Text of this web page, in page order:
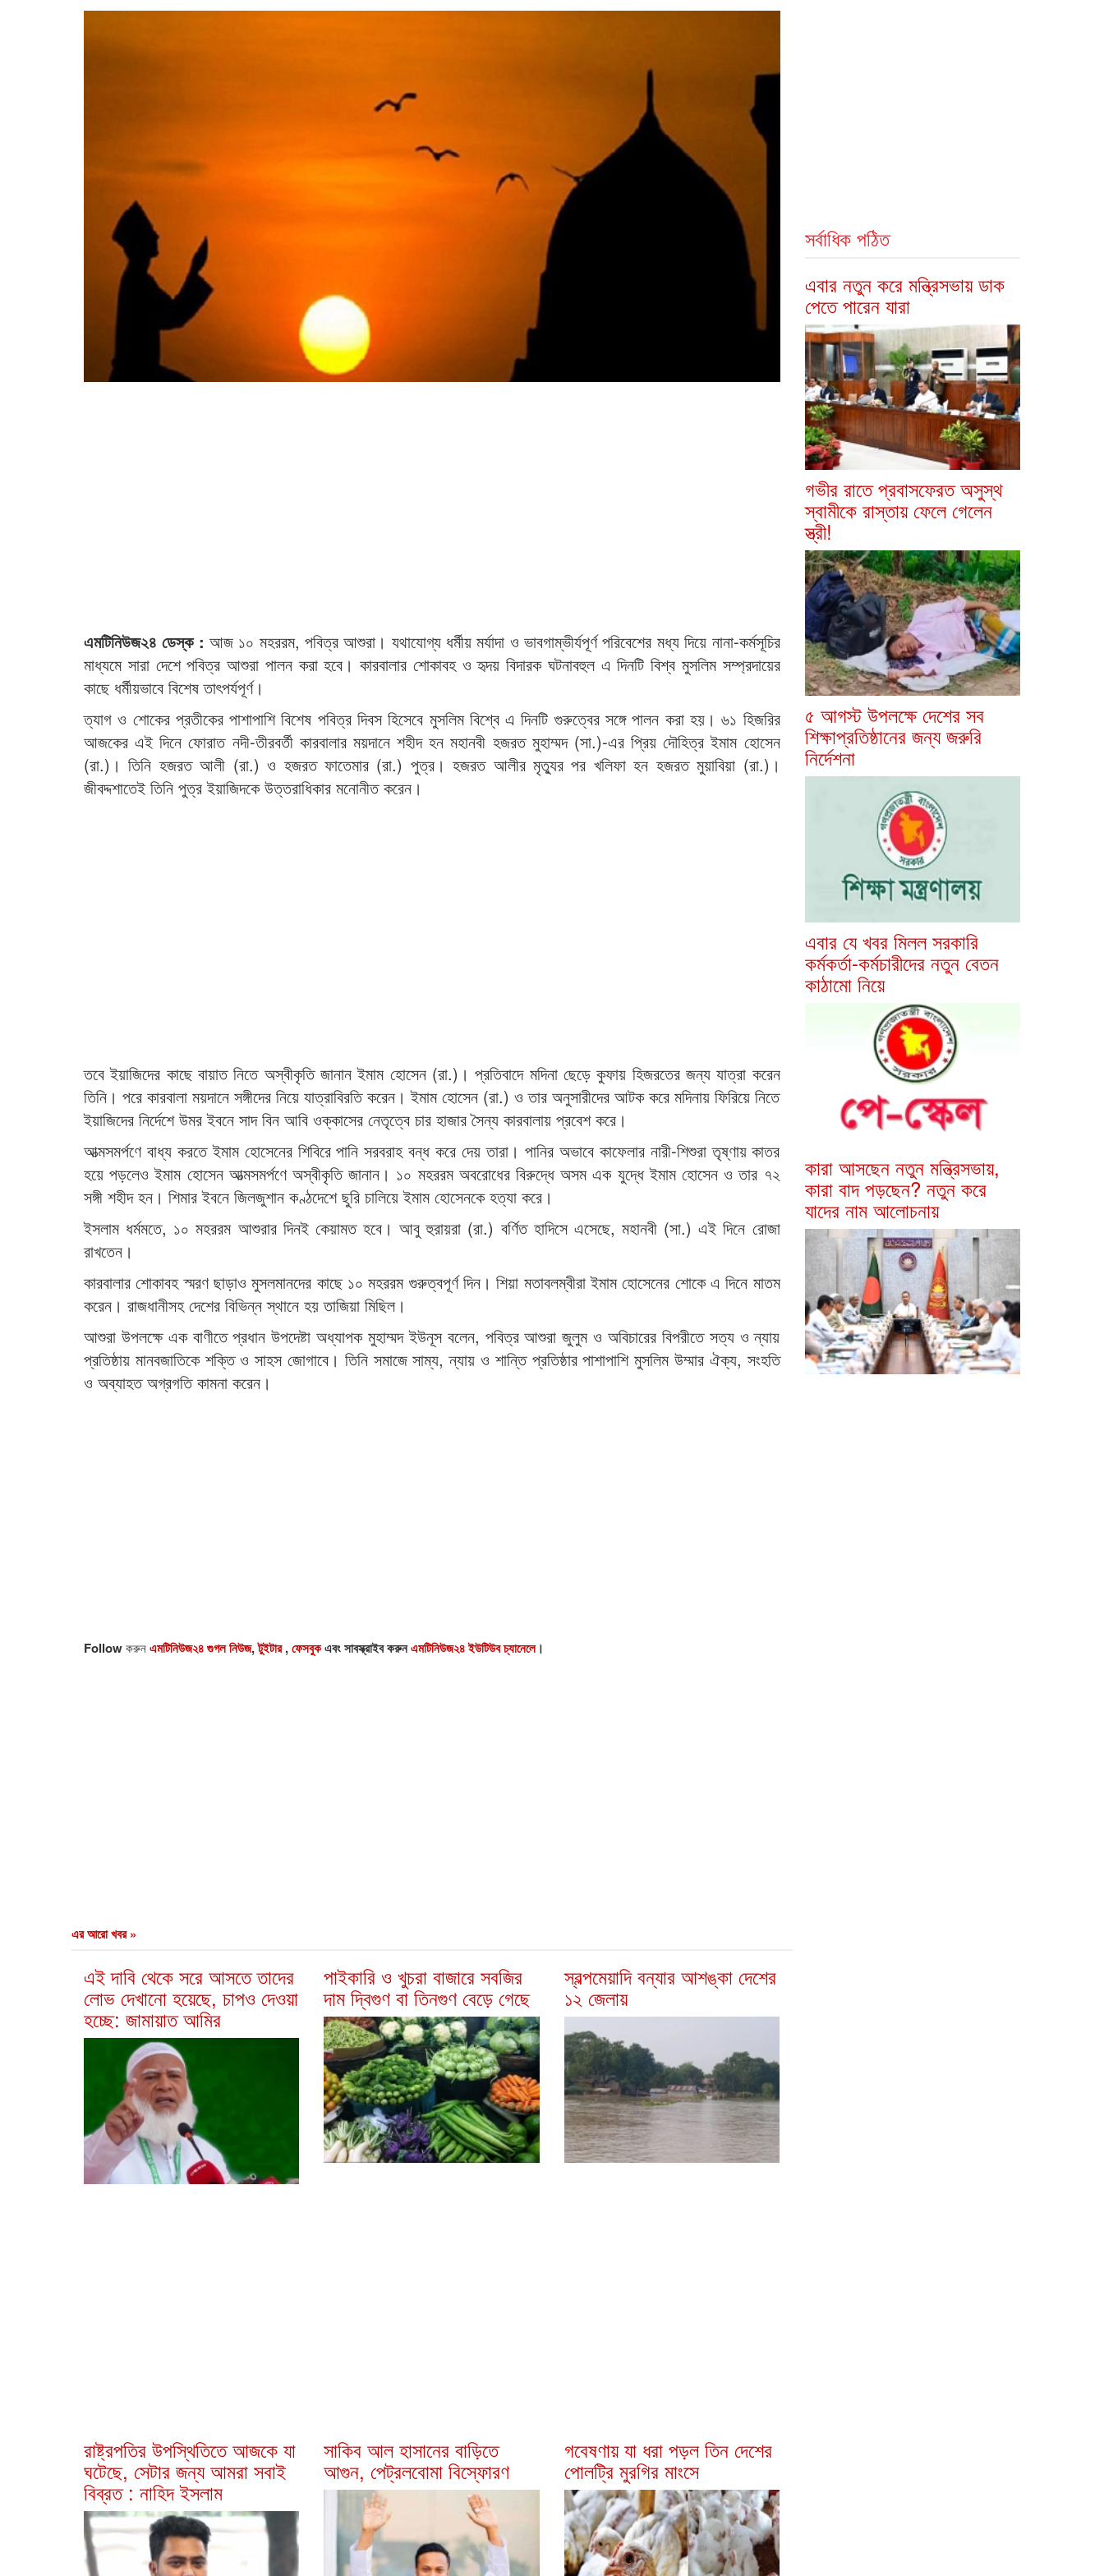
এমটিনিউজ২৪ ডেস্ক : আজ ১০ মহররম, পবিত্র আশুরা। যথাযোগ্য ধর্মীয় মর্যাদা ও ভাবগাম্ভীর্যপূর্ণ পরিবেশের মধ্য দিয়ে নানা-কর্মসূচির
মাধ্যমে সারা দেশে পবিত্র আশুরা পালন করা হবে। কারবালার শোকাবহ ও হৃদয় বিদারক ঘটনাবহুল এ দিনটি বিশ্ব মুসলিম সম্প্রদায়ের
কাছে ধর্মীয়ভাবে বিশেষ তাৎপর্যপূর্ণ।
ত্যাগ ও শোকের প্রতীকের পাশাপাশি বিশেষ পবিত্র দিবস হিসেবে মুসলিম বিশ্বে এ দিনটি গুরুত্বের সঙ্গে পালন করা হয়। ৬১ হিজরির
আজকের এই দিনে ফোরাত নদী-তীরবর্তী কারবালার ময়দানে শহীদ হন মহানবী হজরত মুহাম্মদ (সা.)-এর প্রিয় দৌহিত্র ইমাম হোসেন
(রা.)। তিনি হজরত আলী (রা.) ও হজরত ফাতেমার (রা.) পুত্র। হজরত আলীর মৃত্যুর পর খলিফা হন হজরত মুয়াবিয়া (রা.)।
জীবদ্দশাতেই তিনি পুত্র ইয়াজিদকে উত্তরাধিকার মনোনীত করেন।
তবে ইয়াজিদের কাছে বায়াত নিতে অস্বীকৃতি জানান ইমাম হোসেন (রা.)। প্রতিবাদে মদিনা ছেড়ে কুফায় হিজরতের জন্য যাত্রা করেন
তিনি। পরে কারবালা ময়দানে সঙ্গীদের নিয়ে যাত্রাবিরতি করেন। ইমাম হোসেন (রা.) ও তার অনুসারীদের আটক করে মদিনায় ফিরিয়ে নিতে
ইয়াজিদের নির্দেশে উমর ইবনে সাদ বিন আবি ওক্কাসের নেতৃত্বে চার হাজার সৈন্য কারবালায় প্রবেশ করে।
আত্মসমর্পণে বাধ্য করতে ইমাম হোসেনের শিবিরে পানি সরবরাহ বন্ধ করে দেয় তারা। পানির অভাবে কাফেলার নারী-শিশুরা তৃষ্ণায় কাতর
হয়ে পড়লেও ইমাম হোসেন আত্মসমর্পণে অস্বীকৃতি জানান। ১০ মহররম অবরোধের বিরুদ্ধে অসম এক যুদ্ধে ইমাম হোসেন ও তার ৭২
সঙ্গী শহীদ হন। শিমার ইবনে জিলজুশান কণ্ঠদেশে ছুরি চালিয়ে ইমাম হোসেনকে হত্যা করে।
ইসলাম ধর্মমতে, ১০ মহররম আশুরার দিনই কেয়ামত হবে। আবু হুরায়রা (রা.) বর্ণিত হাদিসে এসেছে, মহানবী (সা.) এই দিনে রোজা
রাখতেন।
কারবালার শোকাবহ স্মরণ ছাড়াও মুসলমানদের কাছে ১০ মহররম গুরুত্বপূর্ণ দিন। শিয়া মতাবলম্বীরা ইমাম হোসেনের শোকে এ দিনে মাতম
করেন। রাজধানীসহ দেশের বিভিন্ন স্থানে হয় তাজিয়া মিছিল।
আশুরা উপলক্ষে এক বাণীতে প্রধান উপদেষ্টা অধ্যাপক মুহাম্মদ ইউনূস বলেন, পবিত্র আশুরা জুলুম ও অবিচারের বিপরীতে সত্য ও ন্যায়
প্রতিষ্ঠায় মানবজাতিকে শক্তি ও সাহস জোগাবে। তিনি সমাজে সাম্য, ন্যায় ও শান্তি প্রতিষ্ঠার পাশাপাশি মুসলিম উম্মার ঐক্য, সংহতি
ও অব্যাহত অগ্রগতি কামনা করেন।
Followকরুনএমটিনিউজ২৪ গুগল নিউজ,টুইটার,ফেসবুকএবং সাবস্ক্রাইব করুনএমটিনিউজ২৪ ইউটিউব চ্যানেলে।
এর আরো খবর »
এই দাবি থেকে সরে আসতে তাদের
লোভ দেখানো হয়েছে, চাপও দেওয়া
হচ্ছে: জামায়াত আমির
পাইকারি ও খুচরা বাজারে সবজির
দাম দ্বিগুণ বা তিনগুণ বেড়ে গেছে
স্বল্পমেয়াদি বন্যার আশঙ্কা দেশের
১২ জেলায়
রাষ্ট্রপতির উপস্থিতিতে আজকে যা
ঘটেছে, সেটার জন্য আমরা সবাই
বিব্রত : নাহিদ ইসলাম
সাকিব আল হাসানের বাড়িতে
আগুন, পেট্রলবোমা বিস্ফোরণ
গবেষণায় যা ধরা পড়ল তিন দেশের
পোলট্রি মুরগির মাংসে
সর্বাধিক পঠিত
এবার নতুন করে মন্ত্রিসভায় ডাক
পেতে পারেন যারা
গভীর রাতে প্রবাসফেরত অসুস্থ
স্বামীকে রাস্তায় ফেলে গেলেন
স্ত্রী!
৫ আগস্ট উপলক্ষে দেশের সব
শিক্ষাপ্রতিষ্ঠানের জন্য জরুরি
নির্দেশনা
এবার যে খবর মিলল সরকারি
কর্মকর্তা-কর্মচারীদের নতুন বেতন
কাঠামো নিয়ে
কারা আসছেন নতুন মন্ত্রিসভায়,
কারা বাদ পড়ছেন? নতুন করে
যাদের নাম আলোচনায়